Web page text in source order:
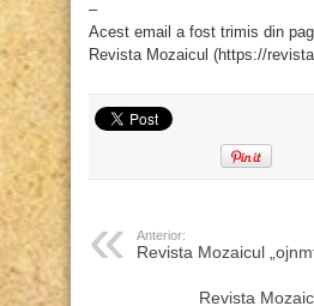
–
Acest email a fost trimis din
Revista Mozaicul (https://
Anterior:
Revista Mozaicul
Revista